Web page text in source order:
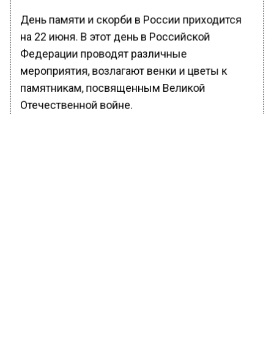
День памяти и скорби в России приходится
на 22 июня. В этот день в Российской
Федерации проводят различные
мероприятия, возлагают венки и цветы к
памятникам, посвященным Великой
Отечественной войне.